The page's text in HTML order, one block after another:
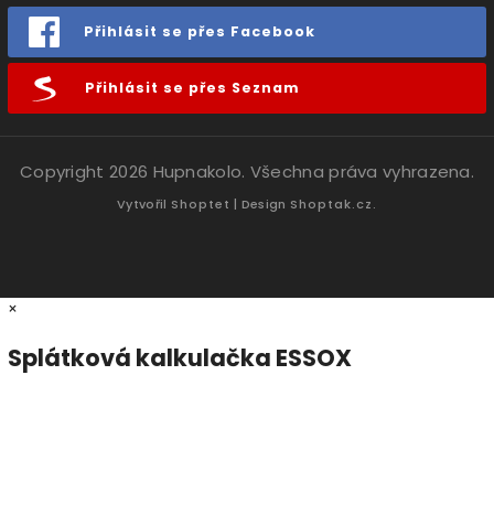
Přihlásit se přes Facebook
Přihlásit se přes Seznam
Copyright 2026 Hupnakolo. Všechna práva vyhrazena.
Vytvořil Shoptet | Design Shoptak.cz.
×
Splátková kalkulačka ESSOX